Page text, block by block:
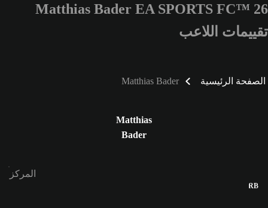
أدخل 3 أحرف أو أرقام على الأقل
Matthias Bader EA SPORTS FC™ 26
تقييمات اللاعب
الصفحة الرئيسية Matthias Bader
Matthias
Bader
المركز
RB